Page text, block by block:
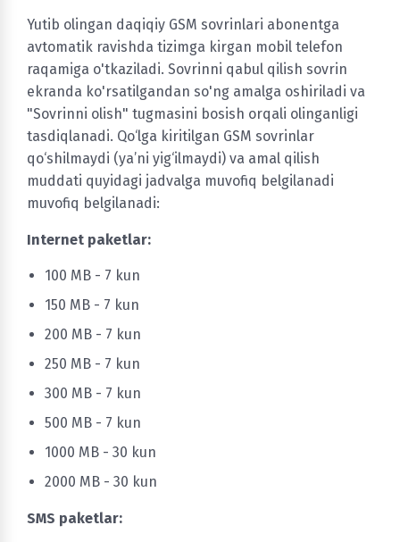
Yutib olingan daqiqiy GSM sovrinlari abonentga
avtomatik ravishda tizimga kirgan mobil telefon
raqamiga o'tkaziladi. Sovrinni qabul qilish sovrin
ekranda ko'rsatilgandan so'ng amalga oshiriladi va
"Sovrinni olish" tugmasini bosish orqali olinganligi
tasdiqlanadi. Qo‘lga kiritilgan GSM sovrinlar
qo‘shilmaydi (ya’ni yig‘ilmaydi) va amal qilish
muddati quyidagi jadvalga muvofiq belgilanadi
muvofiq belgilanadi:
Internet paketlar:
100 MB - 7 kun
150 MB - 7 kun
200 MB - 7 kun
250 MB - 7 kun
300 MB - 7 kun
500 MB - 7 kun
1000 MB - 30 kun
2000 MB - 30 kun
SMS paketlar: